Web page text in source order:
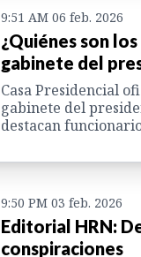
9:51 AM 06 feb. 2026
¿Quiénes son
gabinete del
Casa Presidencial
gabinete del
destacan
9:50 PM 03 feb. 2026
Editorial HRN:
conspiraciones